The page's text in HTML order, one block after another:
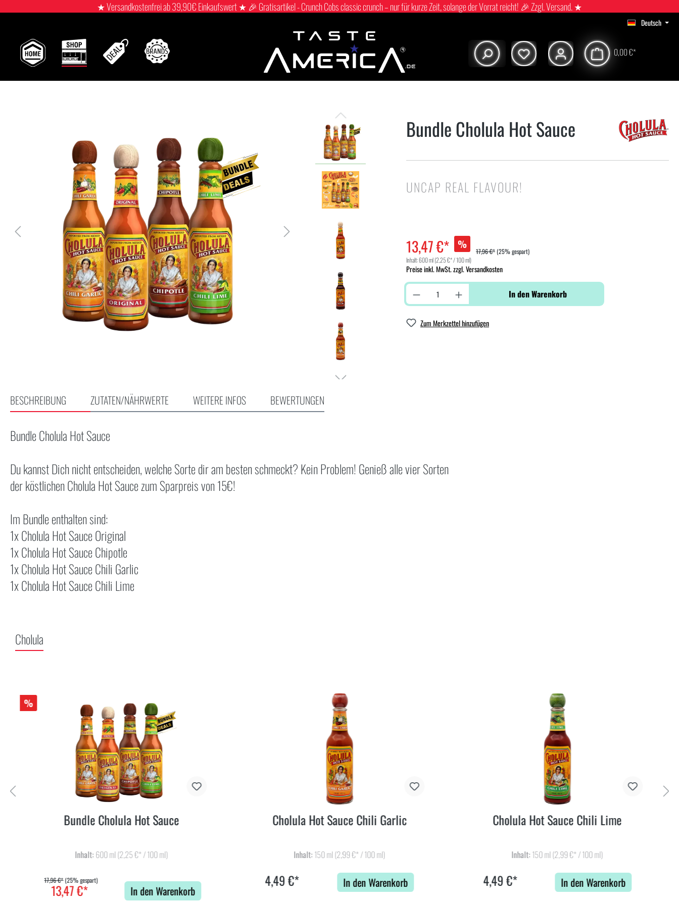
★ Versandkostenfrei ab 39,90€ Einkaufswert ★ 🎉 Gratisartikel - Crunch Cobs classic crunch – nur für kurze Zeit, solange der Vorrat reicht! 🎉 Zzgl. Versand. ★
Deutsch
0,00 €*
Bundle Cholula Hot Sauce
UNCAP REAL FLAVOUR!
13,47 €* %
17,96 €*(25% gespart)
Inhalt:600 ml(2,25 €* / 100 ml)
Preise inkl. MwSt. zzgl. Versandkosten
In den Warenkorb
Zum Merkzettel hinzufügen
BESCHREIBUNG ZUTATEN/NÄHRWERTE WEITERE INFOS BEWERTUNGEN
Bundle Cholula Hot Sauce
Du kannst Dich nicht entscheiden, welche Sorte dir am besten schmeckt? Kein Problem! Genieß alle vier Sorten
der köstlichen Cholula Hot Sauce zum Sparpreis von 15€!
Im Bundle enthalten sind:
1x Cholula Hot Sauce Original
1x Cholula Hot Sauce Chipotle
1x Cholula Hot Sauce Chili Garlic
1x Cholula Hot Sauce Chili Lime
Cholula
%
Bundle Cholula Hot Sauce
Inhalt:600 ml(2,25 €* / 100 ml)
13,47 €*
17,96 €* (25% gespart)
In den Warenkorb
Cholula Hot Sauce Chili Garlic
Inhalt:150 ml(2,99 €* / 100 ml)
4,49 €* In den Warenkorb
Cholula Hot Sauce Chili Lime
Inhalt:150 ml(2,99 €* / 100 ml)
4,49 €* In den Warenkorb